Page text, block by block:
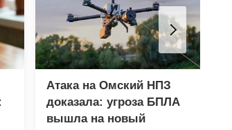
Атака на Омский НПЗ
доказала: угроза БПЛА
вышла на новый